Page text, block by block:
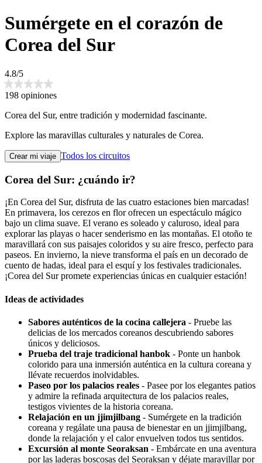
Sumérgete en el corazón de
Corea del Sur
4.8/5
198 opiniones
Corea del Sur, entre tradición y modernidad fascinante.
Explore las maravillas culturales y naturales de Corea.
Crear mi viaje Todos los circuitos
Corea del Sur: ¿cuándo ir?
¡En Corea del Sur, disfruta de las cuatro estaciones bien marcadas!
En primavera, los cerezos en flor ofrecen un espectáculo mágico
bajo un clima suave. El verano es soleado y caluroso, ideal para
explorar las playas o hacer senderismo en las montañas. El otoño te
maravillará con sus paisajes coloridos y su aire fresco, perfecto para
paseos. En invierno, la nieve transforma el país en un decorado de
cuento de hadas, ideal para el esquí y los festivales tradicionales.
¡Corea del Sur promete experiencias únicas en cualquier estación!
Ideas de actividades
Sabores auténticos de la cocina callejera - Pruebe las
delicias de los mercados coreanos descubriendo sabores
únicos y deliciosos.
Prueba del traje tradicional hanbok - Ponte un hanbok
colorido para una inmersión auténtica en la cultura coreana y
llévate recuerdos inolvidables.
Paseo por los palacios reales - Pasee por los elegantes patios
y admire la refinada arquitectura de los palacios reales,
testigos vivientes de la historia coreana.
Relajación en un jjimjilbang - Sumérgete en la tradición
coreana y regálate una pausa de bienestar en un jjimjilbang,
donde la relajación y el calor envuelven todos tus sentidos.
Excursión al monte Seoraksan - Embárcate en una aventura
por las laderas boscosas del Seoraksan y déjate maravillar por